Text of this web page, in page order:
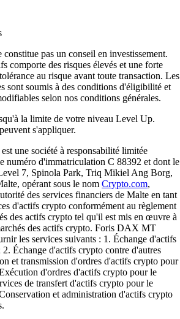
pas un conseil en investissement.
comporte des risques élevés et une forte
au risque avant toute transaction. Les
sont soumis à des conditions d'éligibilité et
selon nos conditions générales.
la limite de votre niveau Level Up.
s'appliquer.
une société à responsabilité limitée
numéro d'immatriculation C 88392 et dont le
7, Spinola Park, Triq Mikiel Ang Borg,
opérant sous le nom Crypto.com,
des services financiers de Malte en tant
d'actifs crypto conformément au règlement
des actifs crypto tel qu'il est mis en œuvre à
des actifs crypto. Foris DAX MT
les services suivants : 1. Échange d'actifs
Échange d'actifs crypto contre d'autres
et transmission d'ordres d'actifs crypto pour
d'ordres d'actifs crypto pour le
de transfert d'actifs crypto pour le
et administration d'actifs crypto